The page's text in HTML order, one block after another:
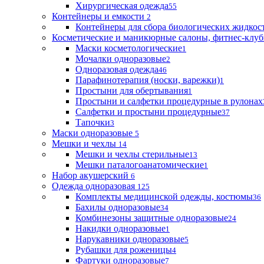
Хирургическая одежда55
Контейнеры и емкости 2
Контейнеры для сбора биологических
Косметические и маникюрные салоны, фитнес-
Маски косметологические1
Мочалки одноразовые2
Одноразовая одежда46
Парафинотерапия (носки, варежки)1
Простыни для обертывания1
Простыни и салфетки процедурные в рулонах
Салфетки и простыни процедурные37
Тапочки3
Маски одноразовые 5
Мешки и чехлы 14
Мешки и чехлы стерильные13
Мешки паталогоанатомические1
Набор акушерский 6
Одежда одноразовая 125
Комплекты медицинской одежды, костюмы36
Бахилы одноразовые34
Комбинезоны защитные одноразовые24
Накидки одноразовые1
Нарукавники одноразовые5
Рубашки для роженицы4
Фартуки одноразовые7